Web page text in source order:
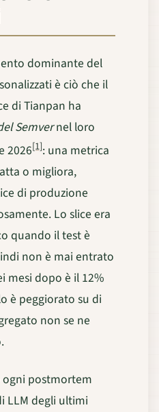
dominante del
è ciò che il
di Tianpan ha
Semvernel loro
2026[1]: una metrica
o migliora,
di produzione
Lo slice era
quando il test è
non è mai entrato
mesi dopo è il 12%
è peggiorato su di
non se ne
postmortem
LLM degli ultimi